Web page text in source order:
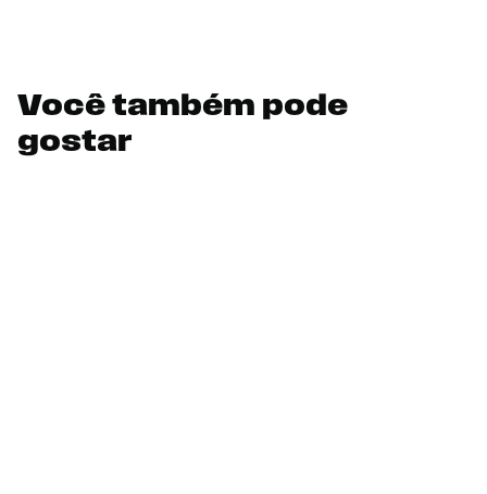
Você também pode
gostar